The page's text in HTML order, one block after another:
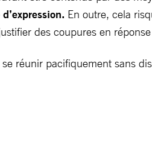
En outre, cela
des coupures en
réunir pacifiquement sans